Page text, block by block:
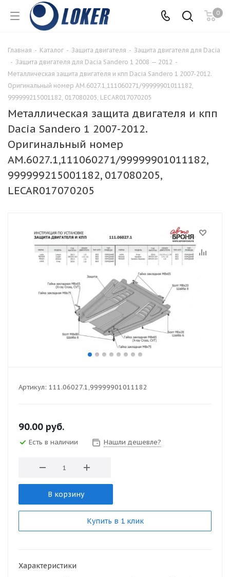
0
Главная - Каталог - Защита двигателя - Защита двигателя для Dacia
- Защита двигателя для Dacia Sandero 1 2008 — 2012 -
Металлическая защита двигателя и кпп Dacia Sandero 1 2007-2012.
Оригинальный номер AM.6027.1,111060271/99999901011182,
999999215001182, 017080205, LECAR017070205
Металлическая защита двигателя и кпп
Dacia Sandero 1 2007-2012.
Оригинальный номер
AM.6027.1,111060271/99999901011182,
999999215001182, 017080205,
LECAR017070205
Артикул: 111.06027.1,99999901011182
90.00 руб.
Есть в наличии Нашли дешевле?
В корзину
Купить в 1 клик
Характеристики